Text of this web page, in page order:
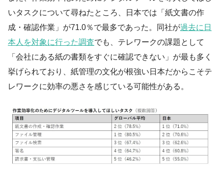
いタスクについて尋ねたところ、日本では「紙文書の作
成・確認作業」が71.0％で最多であった。同社が過去に日
本人を対象に行った調査でも、テレワークの課題として
「会社にある紙の書類をすぐに確認できない」が最も多く
挙げられており、紙管理の文化が根強い日本だからこそテ
レワークに効率の悪さを感じている可能性がある。